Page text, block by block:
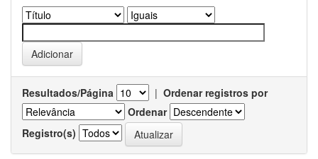
Resultados/Página | Ordenar registros por
Ordenar
Registro(s)